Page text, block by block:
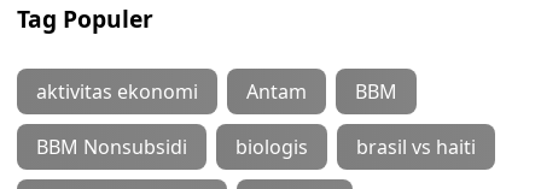
Tag Populer
aktivitas ekonomi Antam BBM
BBM Nonsubsidi biologis brasil vs haiti